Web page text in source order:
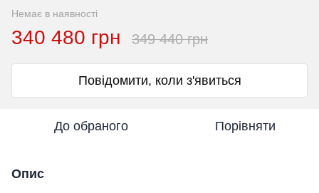
Немає в наявності
340 480 грн 349 440 грн
Повідомити, коли з'явиться
До обраного Порівняти
Опис